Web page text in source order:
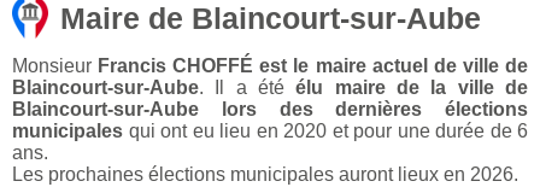
Maire de Blaincourt-sur-Aube
Monsieur Francis CHOFFÉ est le maire actuel de ville de
Blaincourt-sur-Aube. Il a étéélu maire de la ville de
Blaincourt-sur-Aube lors des dernières élections
municipales qui ont eu lieu en 2020 et pour une durée de 6
ans.
Les prochaines élections municipales auront lieux en 2026.